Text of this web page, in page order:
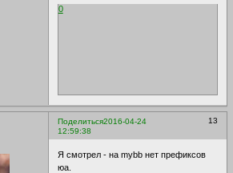
0
Поделиться 13
2016-04-24
12:59:38
Я смотрел - на mybb нет префиксов
юа.